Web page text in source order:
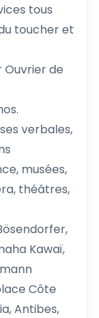
tous
toucher et
Ouvrier de
verbales,
musées,
théâtres,
Kawaï,
Côte
Antibes,